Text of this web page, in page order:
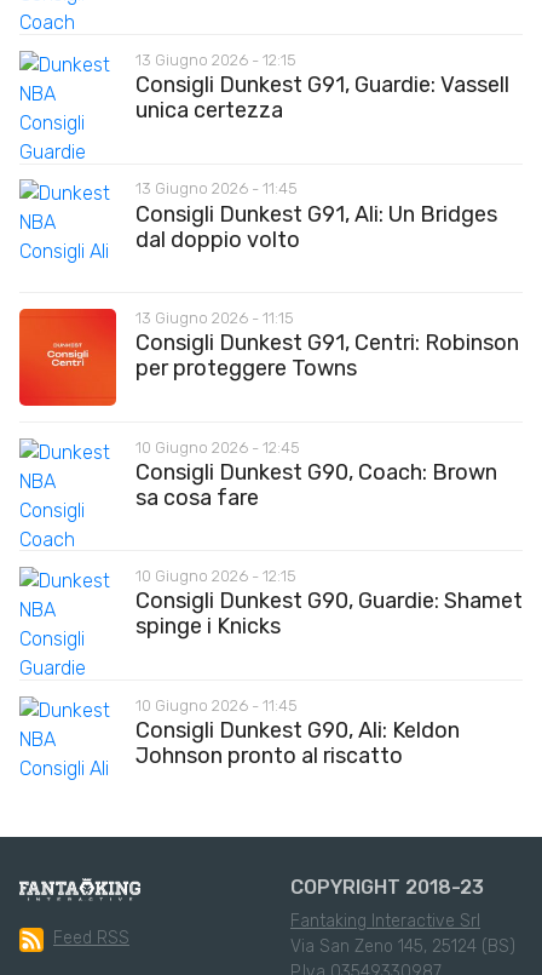
13 Giugno 2026 - 12:15
Consigli Dunkest G91, Guardie: Vassell
unica certezza
13 Giugno 2026 - 11:45
Consigli Dunkest G91, Ali: Un Bridges
dal doppio volto
13 Giugno 2026 - 11:15
Consigli Dunkest G91, Centri: Robinson
per proteggere Towns
10 Giugno 2026 - 12:45
Consigli Dunkest G90, Coach: Brown
sa cosa fare
10 Giugno 2026 - 12:15
Consigli Dunkest G90, Guardie: Shamet
spinge i Knicks
10 Giugno 2026 - 11:45
Consigli Dunkest G90, Ali: Keldon
Johnson pronto al riscatto
Feed RSS
COPYRIGHT 2018-23
Fantaking Interactive Srl
Via San Zeno 145, 25124 (BS)